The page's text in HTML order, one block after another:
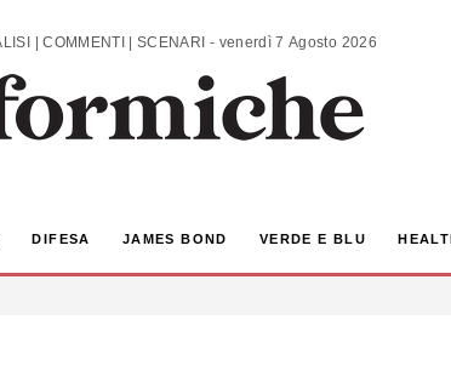
ANALISI | COMMENTI | SCENARI - venerdì 7 Agosto 2026
DIFESA JAMES BOND VERDE E BLU